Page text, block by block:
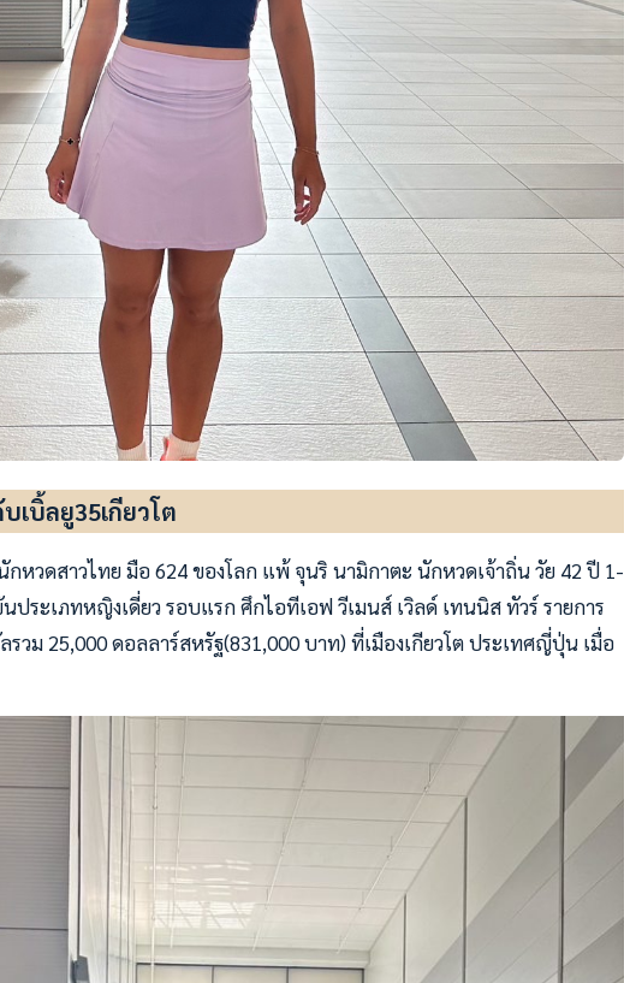
บิ้ลยู35เกียวโต
วดสาวไทย มือ 624 ของโลก แพ้ จุนริ นามิกาตะ นักหวดเจ้าถิ่น วัย 42 ปี 1-
ประเภทหญิงเดี่ยว รอบแรก ศึกไอทีเอฟ วีเมนส์ เวิลด์ เทนนิส ทัวร์ รายการ
รวม 25,000 ดอลลาร์สหรัฐ(831,000 บาท) ที่เมืองเกียวโต ประเทศญี่ปุ่น เมื่อ